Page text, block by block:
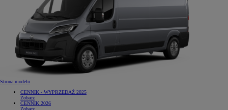
Strona modelu
CENNIK - WYPRZEDAŻ 2025
Zobacz
CENNIK 2026
Zobacz